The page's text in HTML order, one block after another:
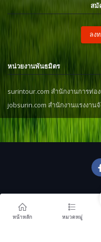
สมั
ลง
หน่วยงานพันธมิตร
surintour.com สำนักงานการท่อ
jobsurin.com สำนักงานแรงงาน
หน้าหลัก หมวดหมู่